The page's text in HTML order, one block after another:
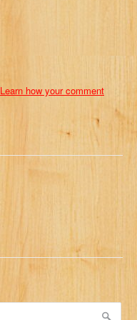
Learn how your comment